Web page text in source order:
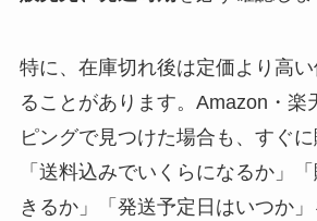
特に、在庫切れ後は定価より高
ることがあります。Amazon・楽
ピングで見つけた場合も、すぐ
「送料込みでいくらになるか」
きるか」「発送予定日はいつか」